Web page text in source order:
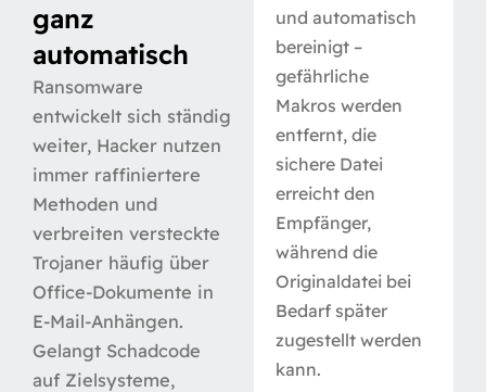
ganz
automatisch
Ransomware
entwickelt sich ständig
weiter, Hacker nutzen
immer raffiniertere
Methoden und
verbreiten versteckte
Trojaner häufig über
Office-Dokumente in
E-Mail-Anhängen.
Gelangt Schadcode
auf Zielsysteme,
und automatisch
bereinigt –
gefährliche
Makros werden
entfernt, die
sichere Datei
erreicht den
Empfänger,
während die
Originaldatei bei
Bedarf später
zugestellt werden
kann.